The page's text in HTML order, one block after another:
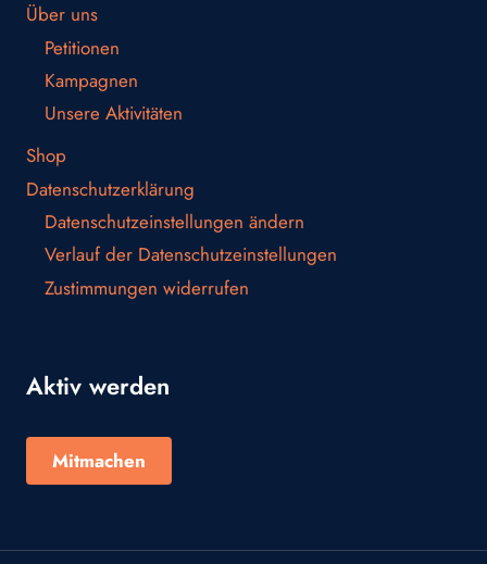
Über uns
Petitionen
Kampagnen
Unsere Aktivitäten
Shop
Datenschutzerklärung
Datenschutzeinstellungen ändern
Verlauf der Datenschutzeinstellungen
Zustimmungen widerrufen
Aktiv werden
Mitmachen